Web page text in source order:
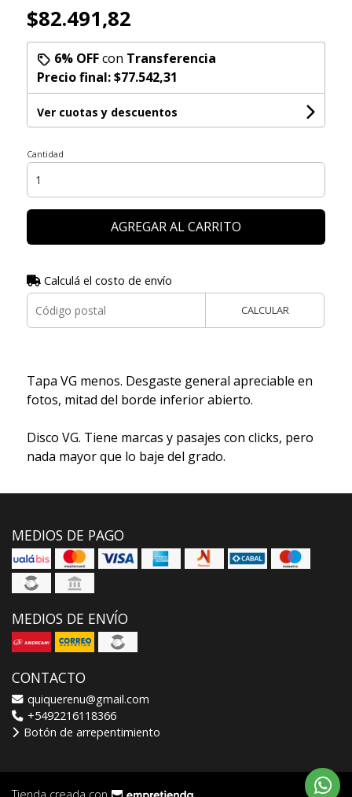
$82.491,82
6% OFFcon Transferencia
Precio final:$77.542,31
Ver cuotas y descuentos
Cantidad
AGREGAR AL CARRITO
Calculá el costo de envío
CALCULAR
Tapa VG menos. Desgaste general apreciable en
fotos, mitad del borde inferior abierto.
Disco VG. Tiene marcas y pasajes con clicks, pero
nada mayor que lo baje del grado.
MEDIOS DE PAGO
MEDIOS DE ENVÍO
CONTACTO
quiquerenu@gmail.com
+5492216118366
Botón de arrepentimiento